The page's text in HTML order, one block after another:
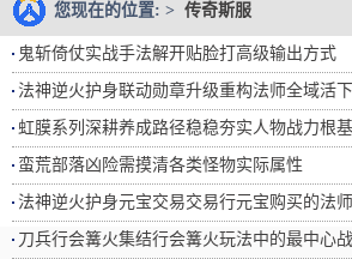
您现在的位置: > 传奇斯服
鬼斩倚仗实战手法解开贴脸打高级输出方式
法神逆火护身联动勋章升级重构法师全域活
虹膜系列深耕养成路径稳稳夯实人物战力根基
蛮荒部落凶险需摸清各类怪物实际属性
法神逆火护身元宝交易交易行元宝购买的法
刀兵行会篝火集结行会篝火玩法中的最中心